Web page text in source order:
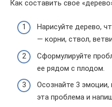
Как составить свое
Нарисуйте дерево,
— корни, ствол,
Сформулируйте
ее рядом с плодом.
Осознайте 3
эта проблема и